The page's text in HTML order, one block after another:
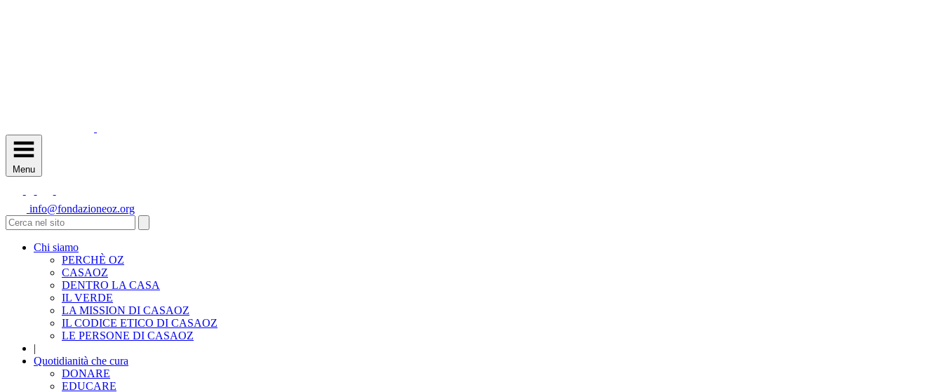
Menu
info@fondazioneoz.org
Chi siamo
PERCHÈ OZ
CASAOZ
DENTRO LA CASA
IL VERDE
LA MISSION DI CASAOZ
IL CODICE ETICO DI CASAOZ
LE PERSONE DI CASAOZ
|
Quotidianità che cura
DONARE
EDUCARE